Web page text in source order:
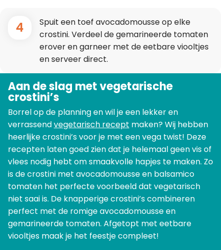
4
Spuit een toef avocadomousse op elke
crostini. Verdeel de gemarineerde tomaten
erover en garneer met de eetbare viooltjes
en serveer direct.
Aan de slag met vegetarische
crostini’s
Borrel op de planning en wil je een lekker en
verrassendvegetarisch recept maken? Wij hebben
heerlijke crostini’s voor je met een vega twist! Deze
recepten laten goed zien dat je helemaal geen vis of
vlees nodig hebt om smaakvolle hapjes te maken. Zo
is de crostini met avocadomousse en balsamico
tomaten het perfecte voorbeeld dat vegetarisch
niet saai is. De knapperige crostini’s combineren
perfect met de romige avocadomousse en
gemarineerde tomaten. Afgetopt met eetbare
viooltjes maak je het feestje compleet!